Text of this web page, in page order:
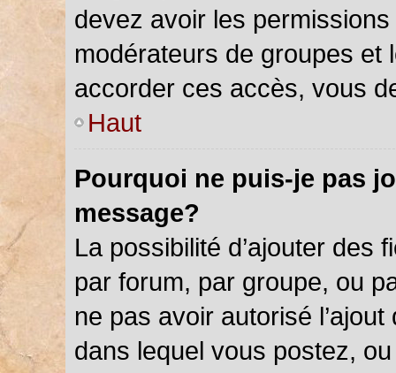
devez avoir les
modérateurs de groupes et
accorder ces accès, vous
Haut
Pourquoi ne puis-je pas
message?
La possibilité d’ajouter des
par forum, par groupe, ou
ne pas avoir autorisé
dans lequel vous postez,